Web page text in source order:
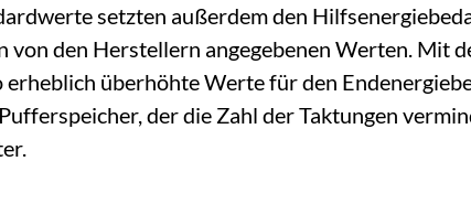
setzten außerdem den
von den Herstellern angegebenen Werten. Mit
überhöhte Werte für den
der die Zahl der Taktungen